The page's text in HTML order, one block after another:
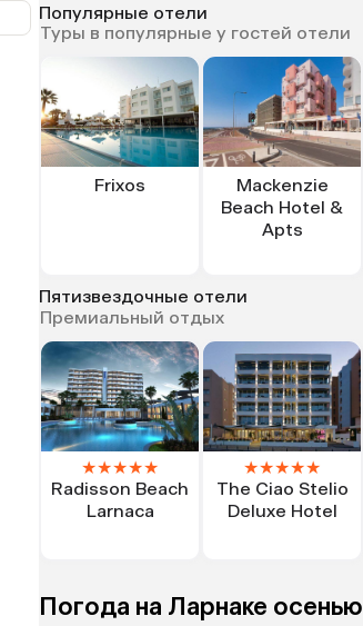
Популярные отели
Туры в популярные у гостей отели
Frixos
Mackenzie
Beach Hotel &
Apts
Пятизвездочные отели
Премиальный отдых
★★★★★
Radisson Beach
Larnaca
★★★★★
The Ciao Stelio
Deluxe Hotel
Погода на Ларнаке осенью